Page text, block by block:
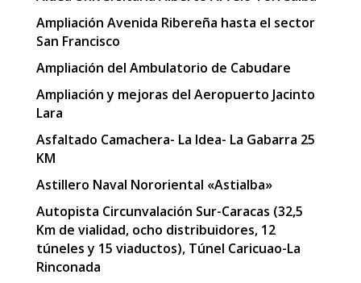
Ampliación Avenida Ribereña hasta el sector
San Francisco
Ampliación del Ambulatorio de Cabudare
Ampliación y mejoras del Aeropuerto Jacinto
Lara
Asfaltado Camachera- La Idea- La Gabarra 25
KM
Astillero Naval Nororiental «Astialba»
Autopista Circunvalación Sur-Caracas (32,5
Km de vialidad, ocho distribuidores, 12
túneles y 15 viaductos), Túnel Caricuao-La
Rinconada